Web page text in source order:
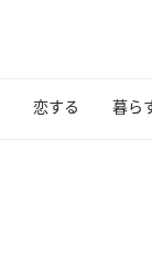
恋する 暮ら